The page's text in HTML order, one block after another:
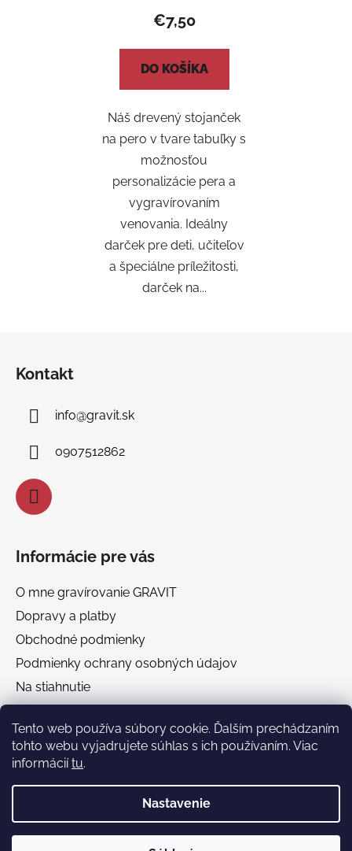
Tento web používa súbory cookie. Ďalším prechádzaním
tohto webu vyjadrujete súhlas s ich používaním. Viac
informáciítu.
Nastavenie
€7,50
DO KOŠÍKA
Náš drevený stojanček
na pero v tvare tabuľky s
možnosťou
personalizácie pera a
vygravírovaním
venovania. Ideálny
darček pre deti, učiteľov
a špeciálne príležitosti,
darček na...
Kontakt
info@gravit.sk
0907512862
Informácie pre vás
O mne gravírovanie GRAVIT
Dopravy a platby
Obchodné podmienky
Podmienky ochrany osobných údajov
Na stiahnutie
Facebook
🎁 Darčekový poradca